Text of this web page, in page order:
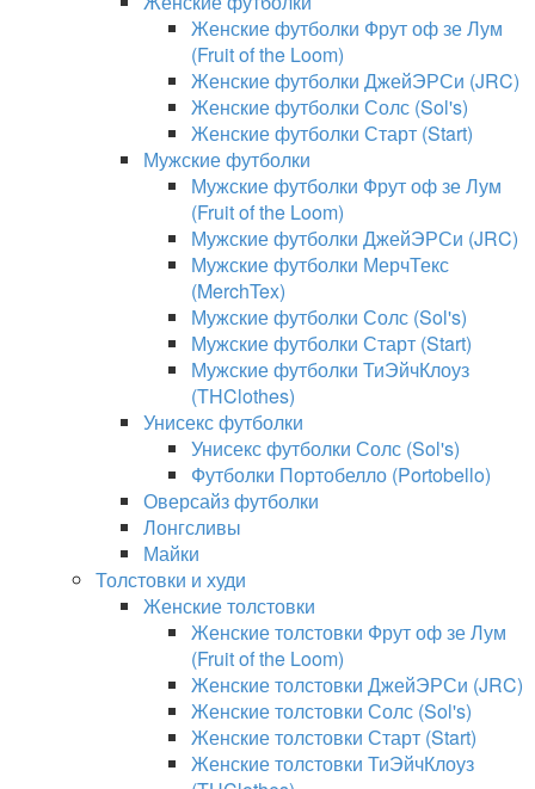
Женские футболки Фрут оф зе Лум
(Fruit of the Loom)
Женские футболки ДжейЭРСи (JRC)
Женские футболки Солс (Sol's)
Женские футболки Старт (Start)
Мужские футболки
Мужские футболки Фрут оф зе Лум
(Fruit of the Loom)
Мужские футболки ДжейЭРСи (JRC)
Мужские футболки МерчТекс
(MerchTex)
Мужские футболки Солс (Sol's)
Мужские футболки Старт (Start)
Мужские футболки ТиЭйчКлоуз
(THClothes)
Унисекс футболки
Унисекс футболки Солс (Sol's)
Футболки Портобелло (Portobello)
Оверсайз футболки
Лонгсливы
Майки
Толстовки и худи
Женские толстовки
Женские толстовки Фрут оф зе Лум
(Fruit of the Loom)
Женские толстовки ДжейЭРСи (JRC)
Женские толстовки Солс (Sol's)
Женские толстовки Старт (Start)
Женские толстовки ТиЭйчКлоуз